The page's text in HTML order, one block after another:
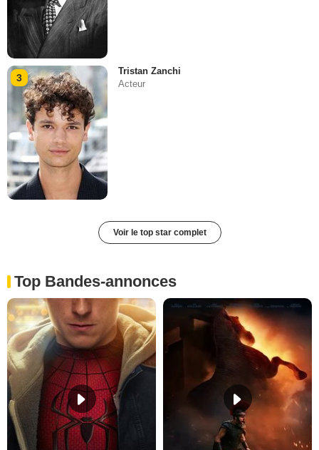
3
Tristan Zanchi
Acteur
Voir le top star complet
Top Bandes-annonces